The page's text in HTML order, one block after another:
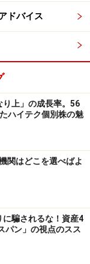
ドバイス
り上」の成長率。56
ハイテク個別株の魅
関はどこを選べばよ
騙されるな！資産4
パン」の視点のスス